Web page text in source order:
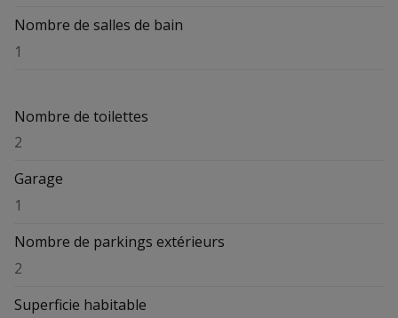
Nombre de salles de bain
1
Nombre de toilettes
2
Garage
1
Nombre de parkings extérieurs
2
Superficie habitable